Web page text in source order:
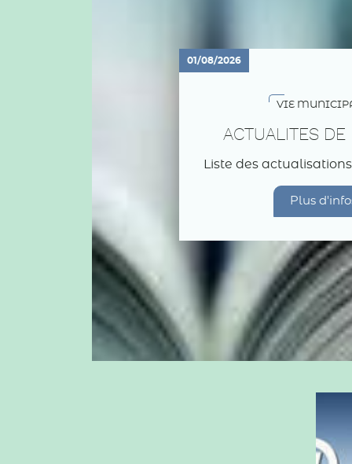
01/08/2026
VIE
ACTUALITES DE
Liste des
Plus